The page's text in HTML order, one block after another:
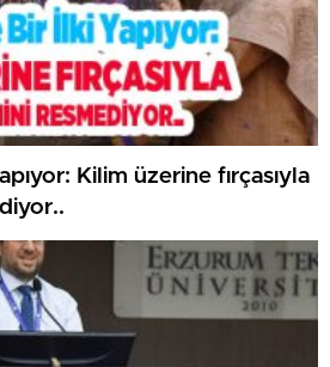
Kilim üzerine fırçasıyla